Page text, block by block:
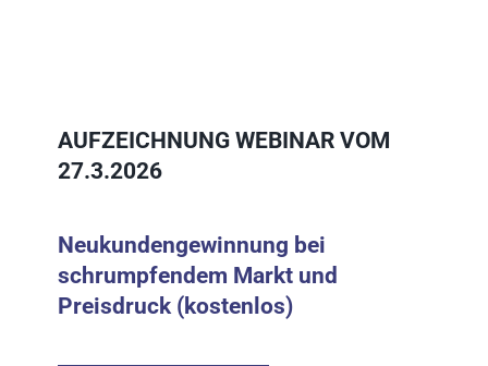
AUFZEICHNUNG WEBINAR VOM
27.3.2026
Neukundengewinnung bei
schrumpfendem Markt und
Preisdruck (kostenlos)